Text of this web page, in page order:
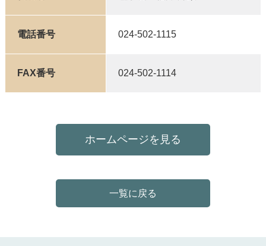
電話番号 024-502-1115
FAX番号 024-502-1114
ホームページを見る
一覧に戻る